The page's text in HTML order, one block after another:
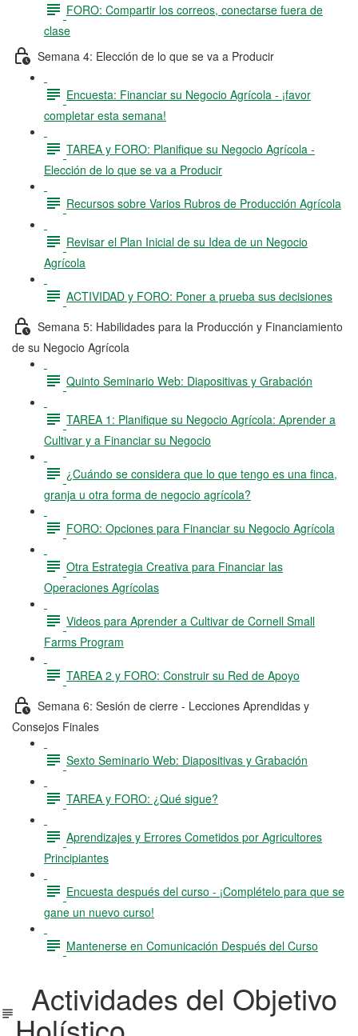
FORO: Compartir los correos, conectarse fuera de
clase
Semana 4: Elección de lo que se va a Producir
Encuesta: Financiar su Negocio Agrícola - ¡favor
completar esta semana!
TAREA y FORO: Planifique su Negocio Agrícola -
Elección de lo que se va a Producir
Recursos sobre Varios Rubros de Producción Agrícola
Revisar el Plan Inicial de su Idea de un Negocio
Agrícola
ACTIVIDAD y FORO: Poner a prueba sus decisiones
Semana 5: Habilidades para la Producción y Financiamiento
de su Negocio Agrícola
Quinto Seminario Web: Diapositivas y Grabación
TAREA 1: Planifique su Negocio Agrícola: Aprender a
Cultivar y a Financiar su Negocio
¿Cuándo se considera que lo que tengo es una finca,
granja u otra forma de negocio agrícola?
FORO: Opciones para Financiar su Negocio Agrícola
Otra Estrategia Creativa para Financiar las
Operaciones Agrícolas
Videos para Aprender a Cultivar de Cornell Small
Farms Program
TAREA 2 y FORO: Construir su Red de Apoyo
Semana 6: Sesión de cierre - Lecciones Aprendidas y
Consejos Finales
Sexto Seminario Web: Diapositivas y Grabación
TAREA y FORO: ¿Qué sigue?
Aprendizajes y Errores Cometidos por Agricultores
Principiantes
Encuesta después del curso - ¡Complételo para que se
gane un nuevo curso!
Mantenerse en Comunicación Después del Curso
Actividades del Objetivo